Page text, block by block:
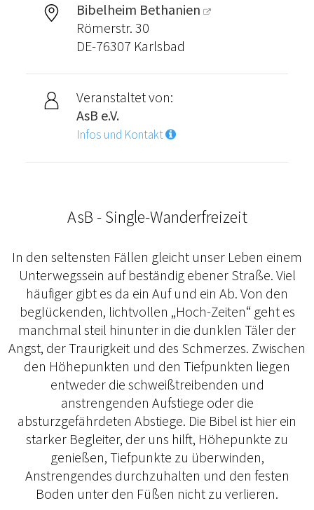
Bibelheim Bethanien
Römerstr. 30
DE-76307 Karlsbad
Veranstaltet von:
AsB e.V.
Infos und Kontakt
AsB - Single-Wanderfreizeit
In den seltensten Fällen gleicht unser Leben einem
Unterwegssein auf beständig ebener Straße. Viel
häufiger gibt es da ein Auf und ein Ab. Von den
beglückenden, lichtvollen „Hoch-Zeiten“ geht es
manchmal steil hinunter in die dunklen Täler der
Angst, der Traurigkeit und des Schmerzes. Zwischen
den Höhepunkten und den Tiefpunkten liegen
entweder die schweißtreibenden und
anstrengenden Aufstiege oder die
absturzgefährdeten Abstiege. Die Bibel ist hier ein
starker Begleiter, der uns hilft, Höhepunkte zu
genießen, Tiefpunkte zu überwinden,
Anstrengendes durchzuhalten und den festen
Boden unter den Füßen nicht zu verlieren.